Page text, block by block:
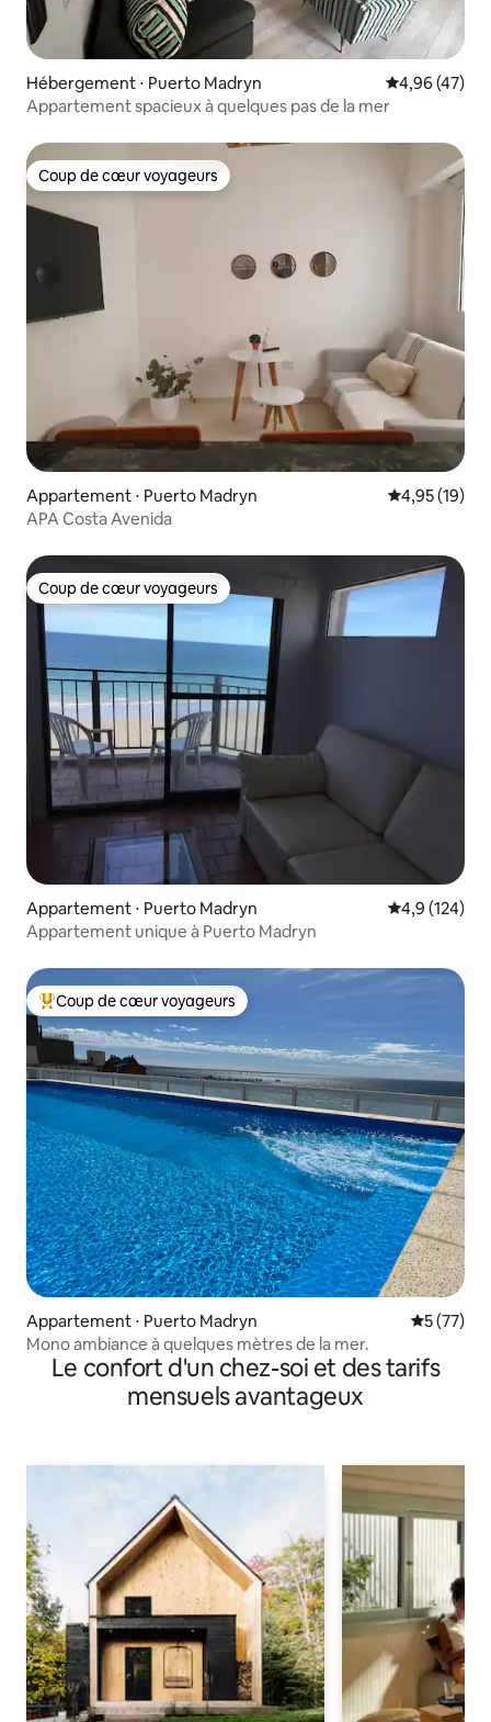
Hébergement ⋅ Puerto Madryn Évaluation
4,96 (47)
Appartement spacieux à quelques pas de la mer
Coup de cœur voyageurs
Coup de cœur voyageurs
Appartement ⋅ Puerto Madryn Évaluation
4,95 (19)
APA Costa Avenida
Coup de cœur voyageurs
Coup de cœur voyageurs
Appartement ⋅ Puerto Madryn Évaluation
4,9 (124)
Appartement unique à Puerto Madryn
Coups de cœur voyageurs les plus appréciés
Coup de cœur voyageurs
Appartement ⋅ Puerto Madryn
5 (77)
Mono ambiance à quelques mètres de la mer.
Le confort d'un chez-soi et des tarifs
mensuels avantageux